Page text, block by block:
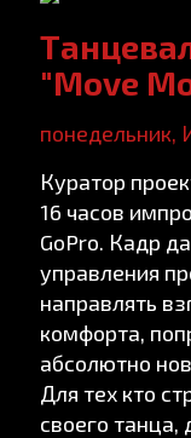
"Move
понедельник,
Куратор
16 часов
GoPro. Кадр
управления
направлять
комфорта,
абсолютно
Для тех кто
своего танца,